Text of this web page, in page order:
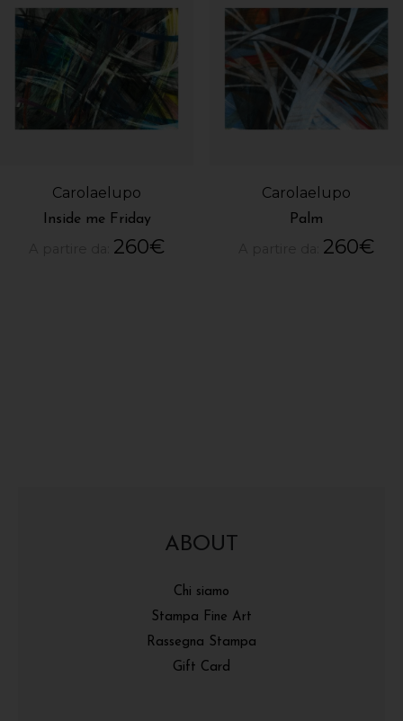
Carolaelupo
Inside me Friday
260€
Carolaelupo
Palm
260€
ABOUT
Chi siamo
Stampa Fine Art
Rassegna Stampa
Gift Card